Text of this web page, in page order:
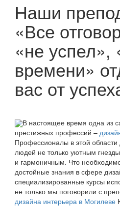
Наши
«Все
«не
времени»
вас от
В настоящее время одна из
престижных профессий –
Профессионалы в этой
людей не только уютным
и гармоничным. Что
достойные знания в сфере
специализированные курсы
не только мы поговорили с
дизайна интерьера в Могилеве